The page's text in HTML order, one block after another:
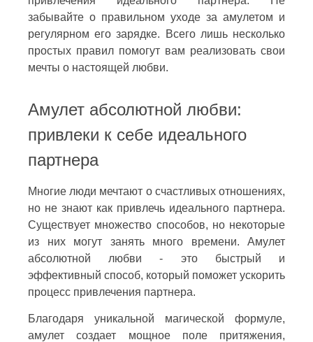
забывайте о правильном уходе за амулетом и
регулярном его зарядке. Всего лишь несколько
простых правил помогут вам реализовать свои
мечты о настоящей любви.
Амулет абсолютной любви:
привлеки к себе идеального
партнера
Многие люди мечтают о счастливых отношениях,
но не знают как привлечь идеального партнера.
Существует множество способов, но некоторые
из них могут занять много времени. Амулет
абсолютной любви - это быстрый и
эффективный способ, который поможет ускорить
процесс привлечения партнера.
Благодаря уникальной магической формуле,
амулет создает мощное поле притяжения,